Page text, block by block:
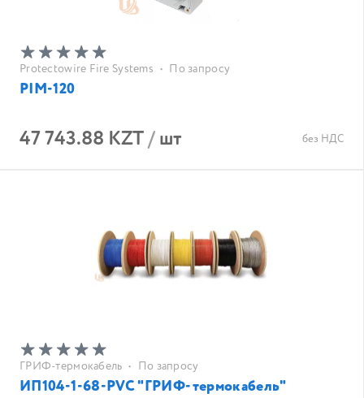
Protectowire Fire Systems • По запросу
PIM-120
47 743.88 KZT/шт без НДС
ГРИФ-термокабель • По запросу
ИП104-1-68-PVC "ГРИФ-термокабель"